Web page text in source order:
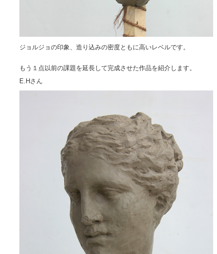
ジョルジョの印象、造り込みの密度ともに高いレベルです。
もう１点以前の課題を延長して完成させた作品を紹介します。
E.Hさん